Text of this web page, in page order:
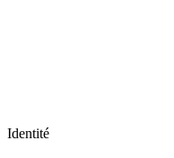
Identité